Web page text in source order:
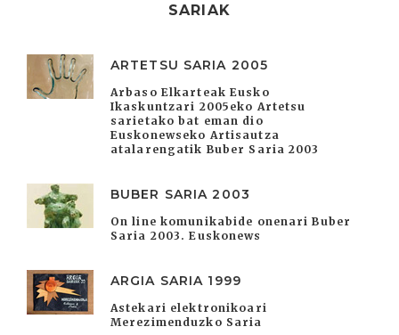
SARIAK
ARTETSU SARIA 2005
Arbaso Elkarteak Eusko
Ikaskuntzari 2005eko Artetsu
sarietako bat eman dio
Euskonewseko Artisautza
atalarengatik Buber Saria 2003
BUBER SARIA 2003
On line komunikabide onenari Buber
Saria 2003. Euskonews
ARGIA SARIA 1999
Astekari elektronikoari
Merezimenduzko Saria